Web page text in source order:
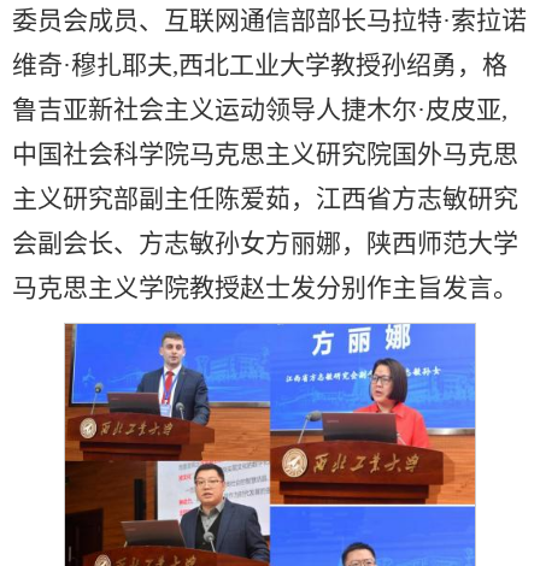
委员会成员、互联网通信部部长马拉特·索拉诺
维奇·穆扎耶夫,西北工业大学教授孙绍勇，格
鲁吉亚新社会主义运动领导人捷木尔·皮皮亚,
中国社会科学院马克思主义研究院国外马克思
主义研究部副主任陈爱茹，江西省方志敏研究
会副会长、方志敏孙女方丽娜，陕西师范大学
马克思主义学院教授赵士发分别作主旨发言。